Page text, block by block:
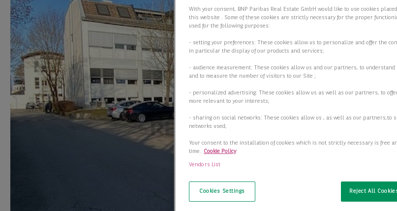
With your consent, BNP Paribas Real Estate GmbH would like to use cookies
this website . Some of these cookies are strictly necessary for the proper
used for the following purposes:
- setting your preferences: These cookies allow us to personalize and offer the
in particular the display of our products and services;
- audience measurement: These cookies allow us and our partners, to understand
and to measure the number of visitors to our Site ;
- personalized advertising: These cookies allow us as well as our partners, to
more relevant to your interests;
- sharing on social networks: These cookies allow us , as well as our partners,to
networks used;
Your consent to the installation of cookies which is not strictly necessary is free
time. Cookie Policy
Vendors List
Cookies Settings Reject All